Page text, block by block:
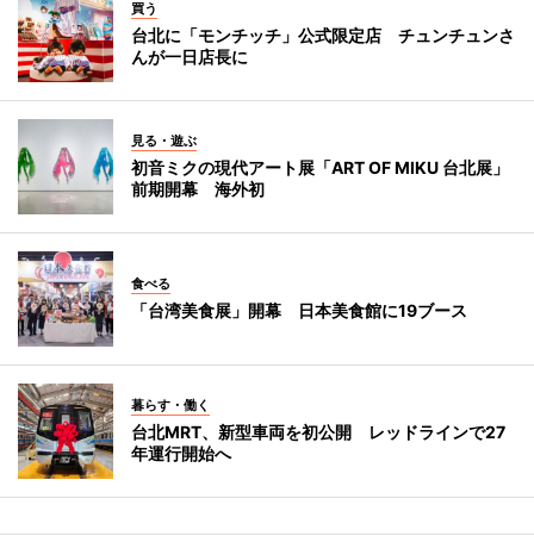
買う
台北に「モンチッチ」公式限定店 チュンチュンさ
んが一日店長に
見る・遊ぶ
初音ミクの現代アート展「ART OF MIKU 台北展」
前期開幕 海外初
食べる
「台湾美食展」開幕 日本美食館に19ブース
暮らす・働く
台北MRT、新型車両を初公開 レッドラインで27
年運行開始へ